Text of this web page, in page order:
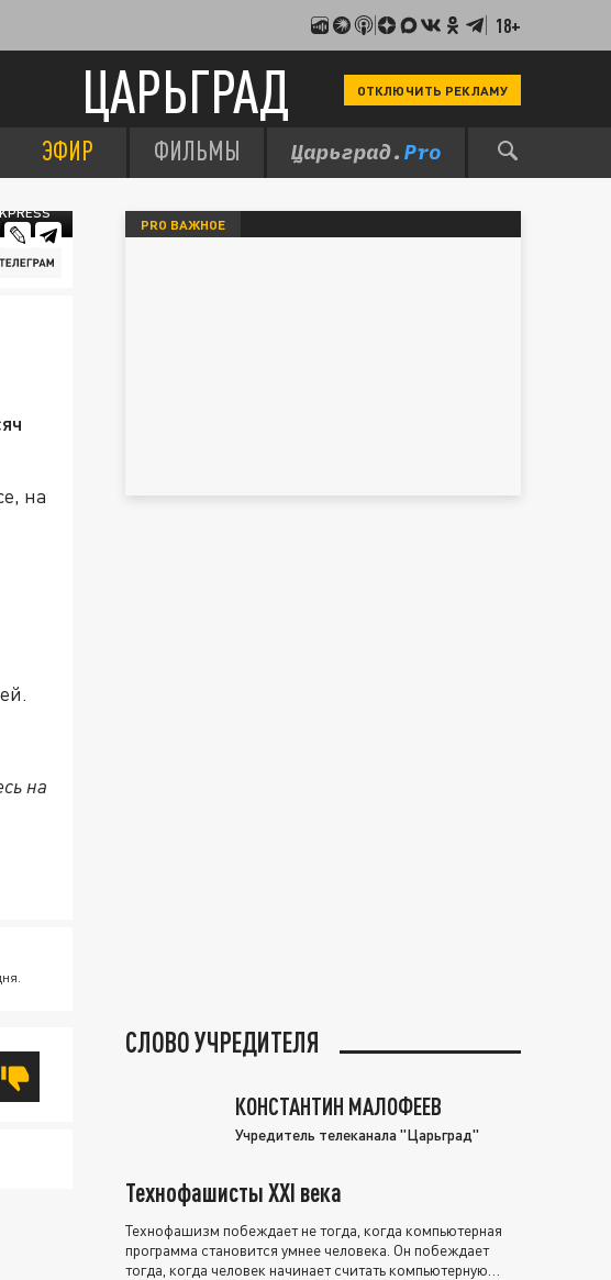
18+
ЦАРЬГРАД ОТКЛЮЧИТЬ РЕКЛАМУ
ЭФИР ФИЛЬМЫ
на
на
PRO ВАЖНОЕ
СЛОВО УЧРЕДИТЕЛЯ
КОНСТАНТИН МАЛОФЕЕВ
Учредитель телеканала "Царьград"
Технофашисты XXI века
Технофашизм побеждает не тогда, когда компьютерная
программа становится умнее человека. Он побеждает
тогда, когда человек начинает считать компьютерную